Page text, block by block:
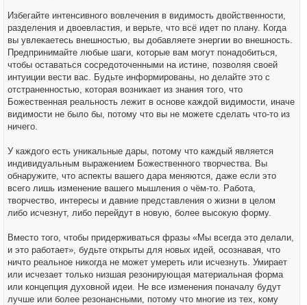
Избегайте интенсивного вовлечения в видимость двойственности,
разделения и двоевластия, и верьте, что всё идет по плану. Когда
вы увлекаетесь внешностью, вы добавляете энергии во внешность.
Предпринимайте любые шаги, которые вам могут понадобиться,
чтобы оставаться сосредоточенными на истине, позволяя своей
интуиции вести вас. Будьте информированы, но делайте это с
отстраненностью, которая возникает из знания того, что
Божественная реальность лежит в основе каждой видимости, иначе
видимости не было бы, потому что вы не можете сделать что-то из
ничего.
У каждого есть уникальные дары, потому что каждый является
индивидуальным выражением Божественного творчества. Вы
обнаружите, что аспекты вашего дара меняются, даже если это
всего лишь изменение вашего мышления о чём-то. Работа,
творчество, интересы и давние представления о жизни в целом
либо исчезнут, либо перейдут в новую, более высокую форму.
Вместо того, чтобы придерживаться фразы «Мы всегда это делали,
и это работает», будьте открыты для новых идей, осознавая, что
ничто реальное никогда не может умереть или исчезнуть. Умирает
или исчезает только низшая резонирующая материальная форма
или концепция духовной идеи. Не все изменения поначалу будут
лучше или более резонансными, потому что многие из тех, кому